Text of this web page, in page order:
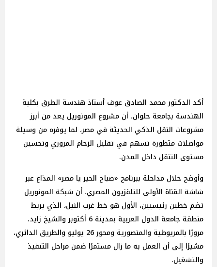
أكد الدكتور محمد الصادق عوف أستاذ هندسة الطرق بكلية
الهندسة بجامعة حلوان، أن مشروع المونوريل يعد من أبرز
مشروعات النقل الذكي الحديثة في مصر، لما يوفره من وسيلة
مواصلات متطورة تسهم في تقليل الزحام المروري وتحسين
مستوى التنقل داخل المدن.
وأوضح خلال مداخلة ببرنامج «صباح الخير يا مصر» المذاع عبر
شاشة القناة الأولى للتلفزيون المصري، أن شبكة المونوريل
تضم خطين رئيسيين، الأول هو خط غرب النيل، الذي يربط
منطقة جامعة الدول العربية بمدينة 6 أكتوبر والشيخ زايد،
مرورًا بالمريوطية والمنصورية ومحور 26 يوليو والطريق الدائري،
مشيرًا إلى أن العمل به ما زال مستمرًا ضمن مراحل التنفيذ
والتشغيل.